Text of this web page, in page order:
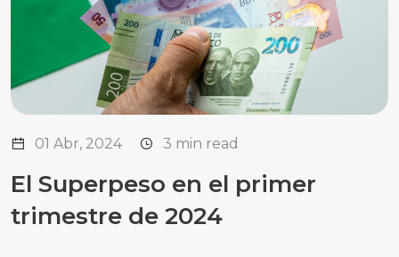
01 Abr, 2024 3 min read
El Superpeso en el primer
trimestre de 2024